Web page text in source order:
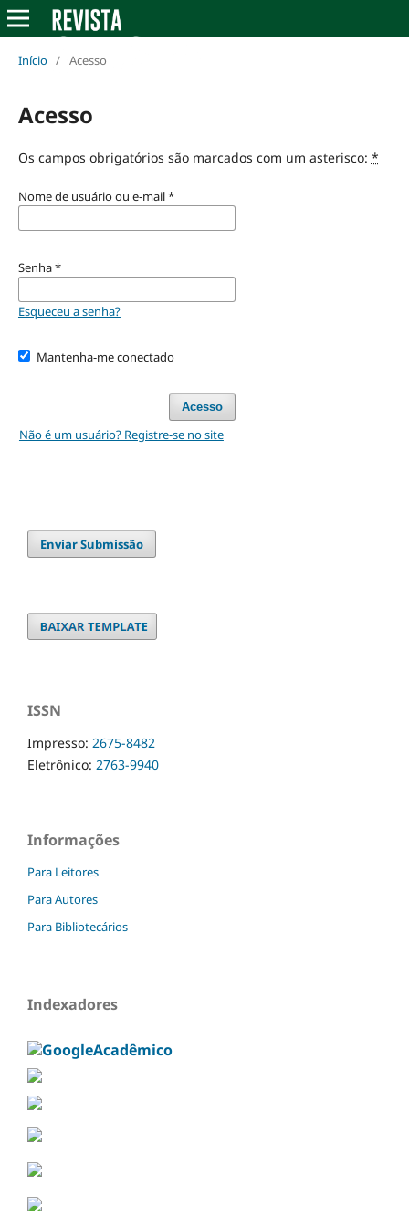
Início / Acesso
Acesso
Os campos obrigatórios são marcados com um asterisco: *
Nome de usuário ou e-mail*
Senha*
Esqueceu a senha?
Mantenha-me conectado
Acesso
Não é um usuário? Registre-se no site
Enviar Submissão
ISSN
Impresso: 2675-8482
Eletrônico: 2763-9940
Informações
Para Leitores
Para Autores
Para Bibliotecários
Indexadores